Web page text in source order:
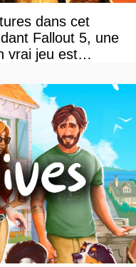
dans cet
Fallout 5, une
vrai jeu est